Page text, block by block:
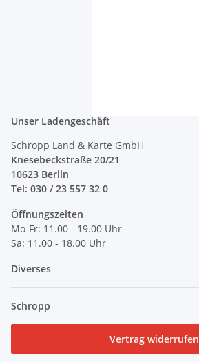
Unser Ladengeschäft
Schropp Land & Karte GmbH
Knesebeckstraße 20/21
10623 Berlin
Tel: 030 / 23 557 32 0
Öffnungszeiten
Mo-Fr: 11.00 - 19.00 Uhr
Sa: 11.00 - 18.00 Uhr
Diverses
Schropp
Vertrag widerrufen